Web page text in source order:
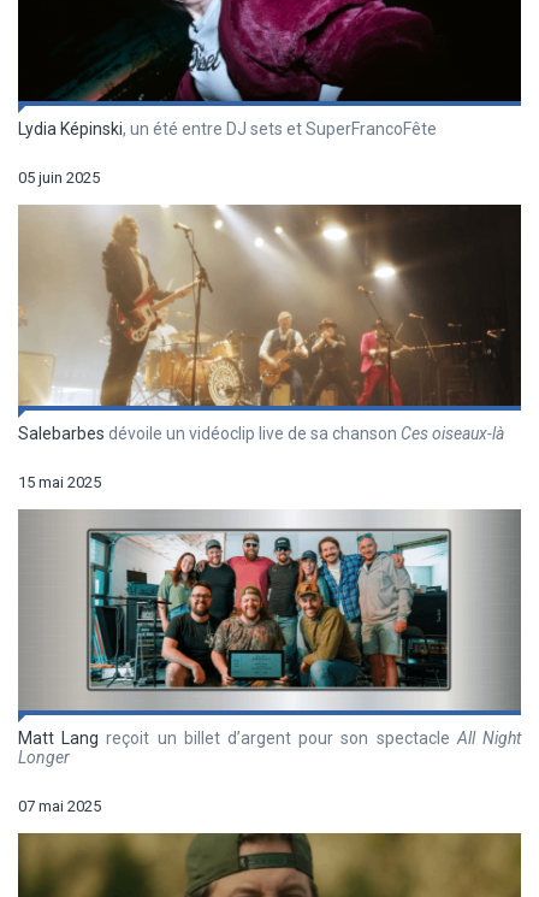
Lydia Képinski, un été entre DJ sets et SuperFrancoFête
05 juin 2025
Salebarbes dévoile un vidéoclip live de sa chanson Ces oiseaux-là
15 mai 2025
Matt Lang reçoit un billet d’argent pour son spectacleAll Night
Longer
07 mai 2025